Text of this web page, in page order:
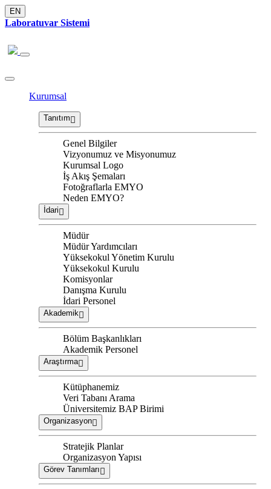
EN
Laboratuvar Sistemi
Kurumsal
Tanıtım
Genel Bilgiler
Vizyonumuz ve Misyonumuz
Kurumsal Logo
İş Akış Şemaları
Fotoğraflarla EMYO
Neden EMYO?
İdari
Müdür
Müdür Yardımcıları
Yüksekokul Yönetim Kurulu
Yüksekokul Kurulu
Komisyonlar
Danışma Kurulu
İdari Personel
Akademik
Bölüm Başkanlıkları
Akademik Personel
Araştırma
Kütüphanemiz
Veri Tabanı Arama
Üniversitemiz BAP Birimi
Organizasyon
Stratejik Planlar
Organizasyon Yapısı
Görev Tanımları